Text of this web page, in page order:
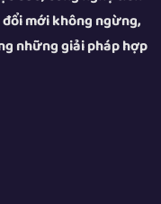
mới không ngừng,
những giải pháp hợp